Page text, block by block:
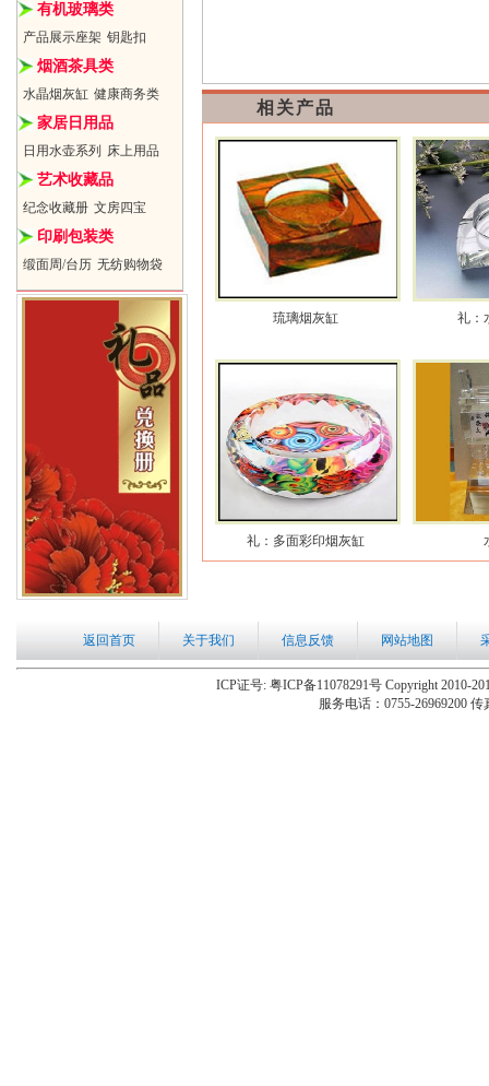
有机玻璃类
产品展示座架 钥匙扣
烟酒茶具类
水晶烟灰缸 健康商务类
家居日用品
日用水壶系列 床上用品
艺术收藏品
纪念收藏册 文房四宝
印刷包装类
缎面周/台历 无纺购物袋
相关产品
琉璃烟灰缸 礼：
礼：多面彩印烟灰缸
返回首页 关于我们 信息反馈 网站地图
ICP证号: 粤ICP备11078291号 Copyright 2010-
服务电话：0755-26969200 传